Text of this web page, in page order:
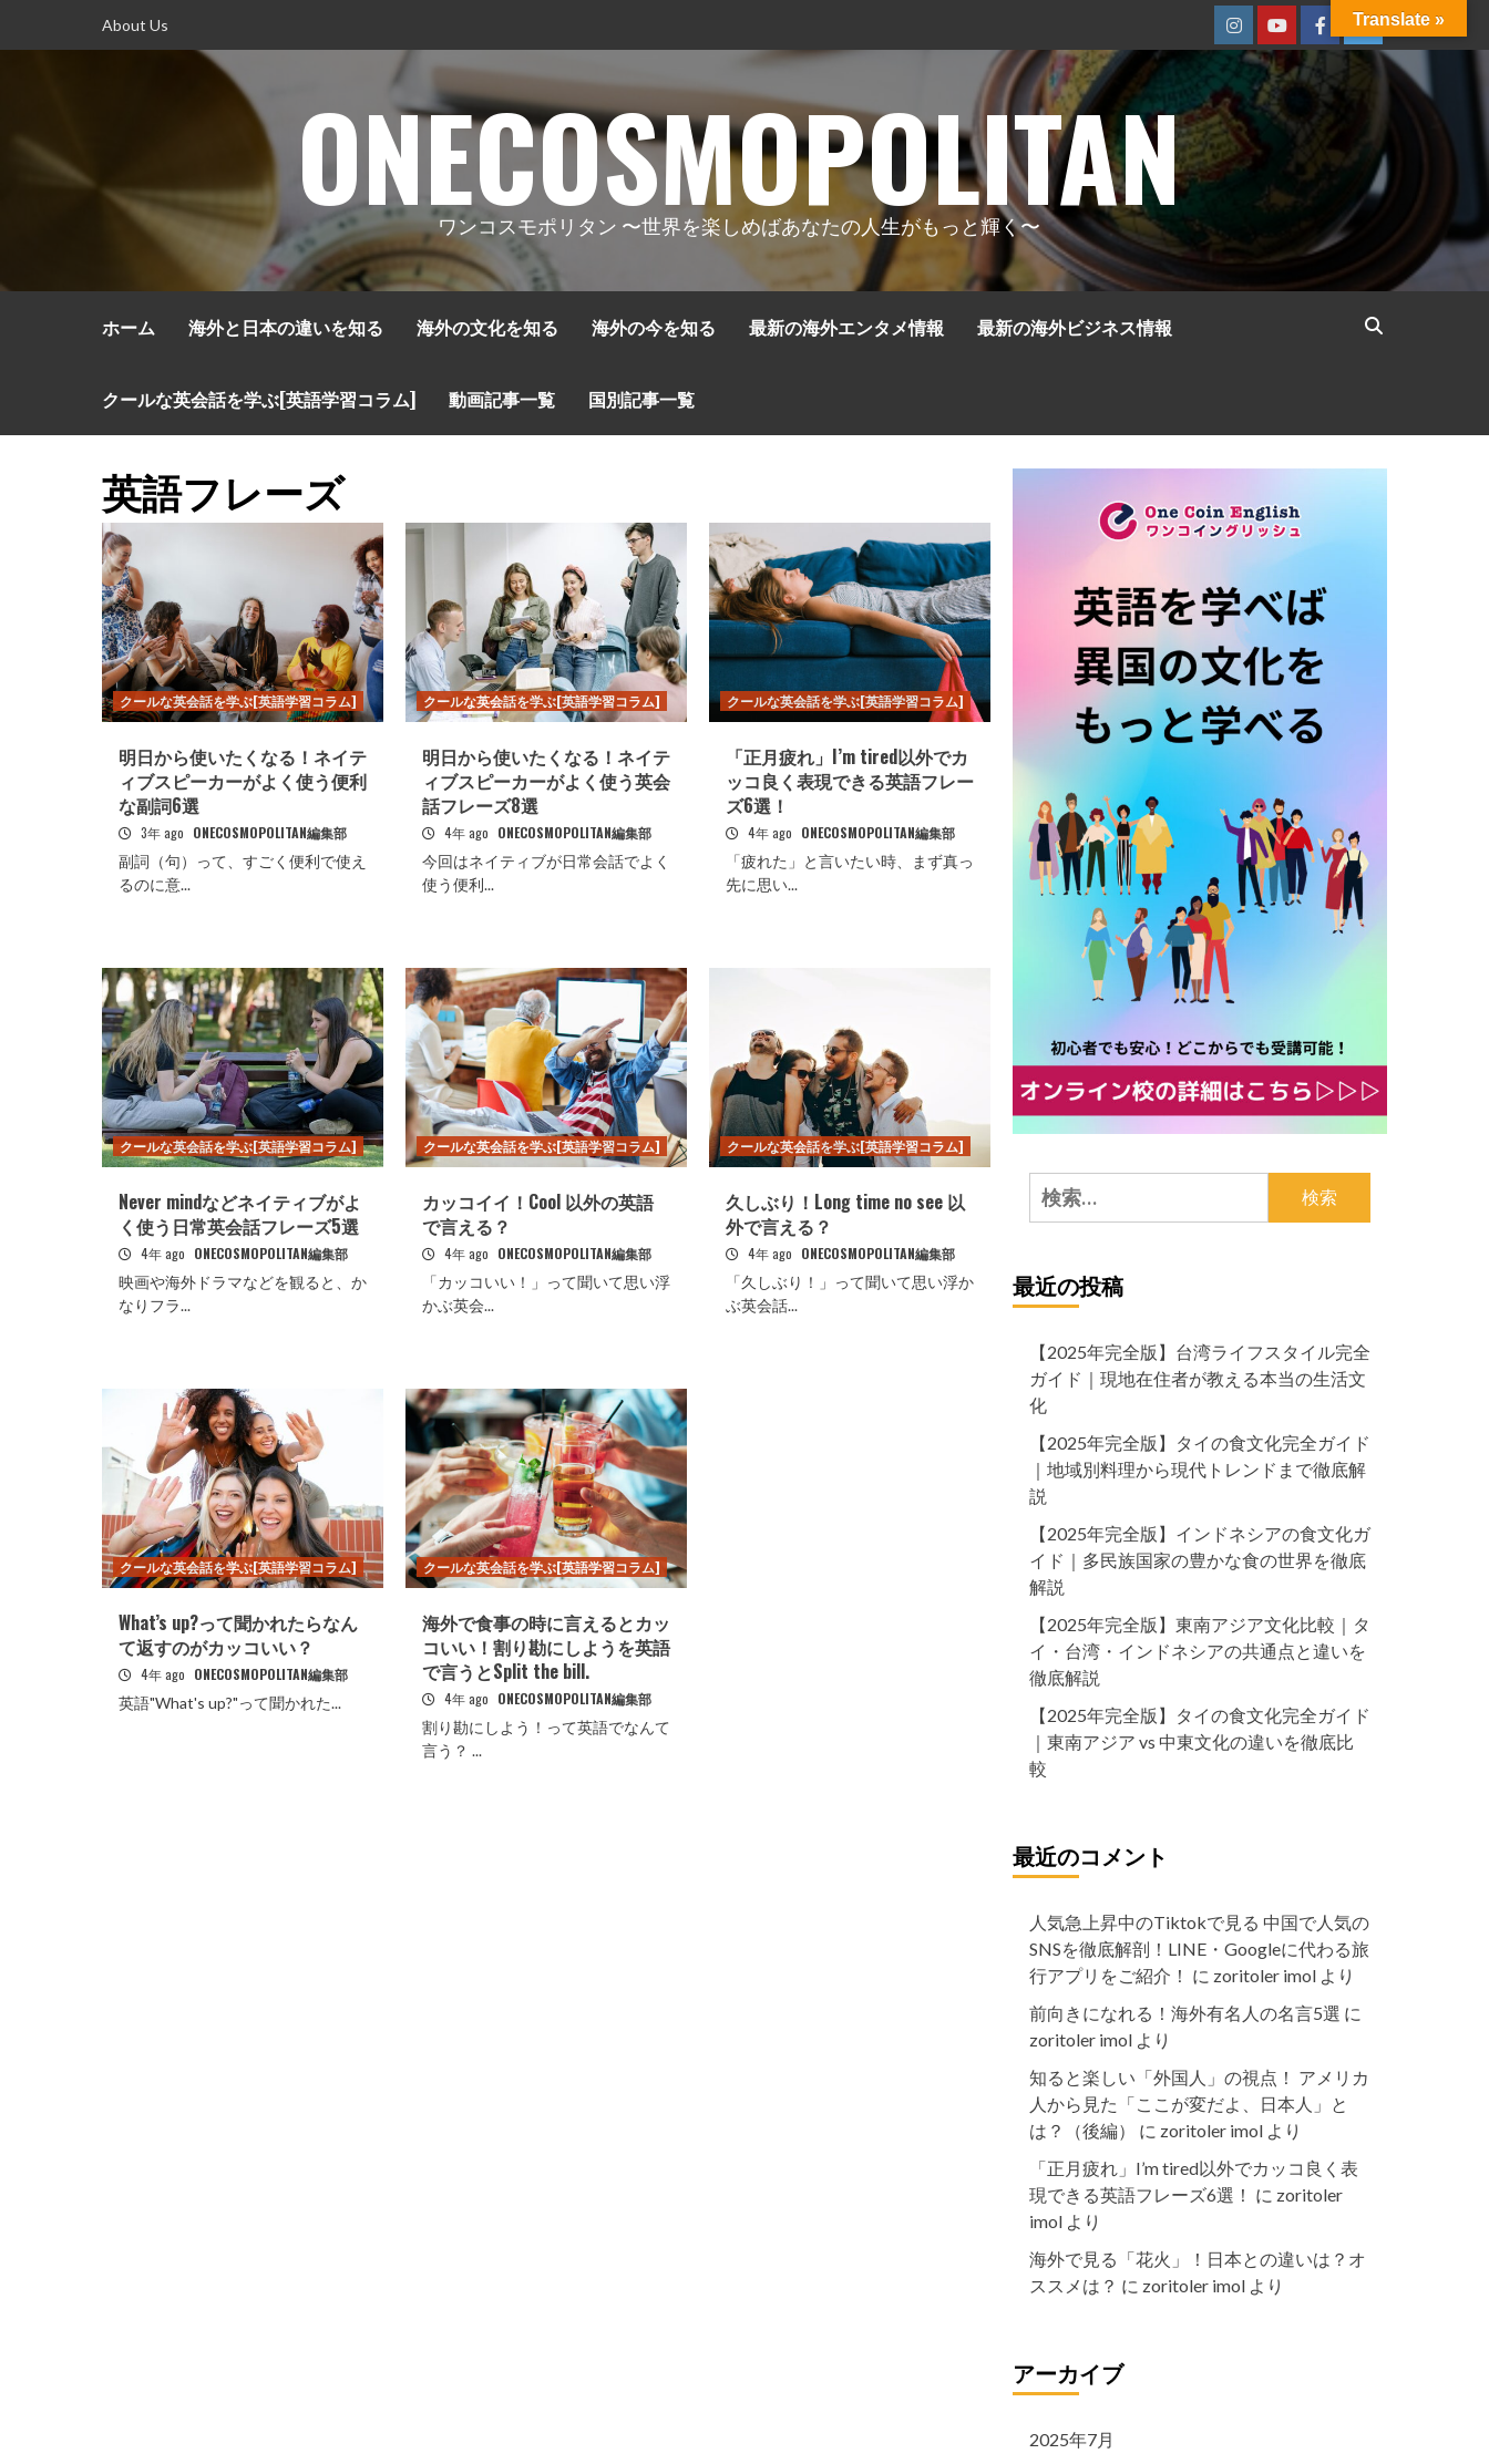
プ
About Us
InstagramYoutubeFacebook
Twitter
ONECOSMOPOLITAN
ワンコスモポリタン 〜世界を楽しめばあなたの人生がもっと輝く〜
ホーム 海外と日本の違いを知る 海外の文化を知る 海外の今を知る 最新の海外エンタメ情報 最新の海外ビジネス情報
クールな英会話を学ぶ[英語学習コラム] 動画記事一覧 国別記事一覧
英語フレーズ
クールな英会話を学ぶ[英語学習コラム]
明日から使いたくなる！ネイテ
ィブスピーカーがよく使う便利
な副詞6選
3年 ago ONECOSMOPOLITAN編集部
副詞（句）って、すごく便利で使え
るのに意...
クールな英会話を学ぶ[英語学習コラム]
明日から使いたくなる！ネイテ
ィブスピーカーがよく使う英会
話フレーズ8選
4年 ago ONECOSMOPOLITAN編集部
今回はネイティブが日常会話でよく
使う便利...
クールな英会話を学ぶ[英語学習コラム]
「正月疲れ」I’m tired以外でカ
ッコ良く表現できる英語フレー
ズ6選！
4年 ago ONECOSMOPOLITAN編集部
「疲れた」と言いたい時、まず真っ
先に思い...
クールな英会話を学ぶ[英語学習コラム]
Never mindなどネイティブがよ
く使う日常英会話フレーズ5選
4年 ago ONECOSMOPOLITAN編集部
映画や海外ドラマなどを観ると、か
なりフラ...
クールな英会話を学ぶ[英語学習コラム]
カッコイイ！Cool 以外の英語
で言える？
4年 ago ONECOSMOPOLITAN編集部
「カッコいい！」って聞いて思い浮
かぶ英会...
クールな英会話を学ぶ[英語学習コラム]
久しぶり！Long time no see 以
外で言える？
4年 ago ONECOSMOPOLITAN編集部
「久しぶり！」って聞いて思い浮か
ぶ英会話...
クールな英会話を学ぶ[英語学習コラム]
What’s up?って聞かれたらなん
て返すのがカッコいい？
4年 ago ONECOSMOPOLITAN編集部
英語"What's up?"って聞かれた...
クールな英会話を学ぶ[英語学習コラム]
海外で食事の時に言えるとカッ
コいい！割り勘にしようを英語
で言うとSplit the bill.
4年 ago ONECOSMOPOLITAN編集部
割り勘にしよう！って英語でなんて
言う？ ...
検
索:
最近の投稿
【2025年完全版】台湾ライフスタイル完全
ガイド｜現地在住者が教える本当の生活文
化
【2025年完全版】タイの食文化完全ガイド
｜地域別料理から現代トレンドまで徹底解
説
【2025年完全版】インドネシアの食文化ガ
イド｜多民族国家の豊かな食の世界を徹底
解説
【2025年完全版】東南アジア文化比較｜タ
イ・台湾・インドネシアの共通点と違いを
徹底解説
【2025年完全版】タイの食文化完全ガイド
｜東南アジア vs 中東文化の違いを徹底比
較
最近のコメント
人気急上昇中のTiktokで見る 中国で人気の
SNSを徹底解剖！LINE・Googleに代わる旅
行アプリをご紹介！ に zoritoler imol より
前向きになれる！海外有名人の名言5選 に
zoritoler imol より
知ると楽しい「外国人」の視点！ アメリカ
人から見た「ここが変だよ、日本人」と
は？（後編）
に zoritoler imol より
「正月疲れ」I’m tired以外でカッコ良く表
現できる英語フレーズ6選！ に zoritoler
imol より
海外で見る「花火」！日本との違いは？オ
ススメは？ に zoritoler imol より
アーカイブ
2025年7月
Translate »